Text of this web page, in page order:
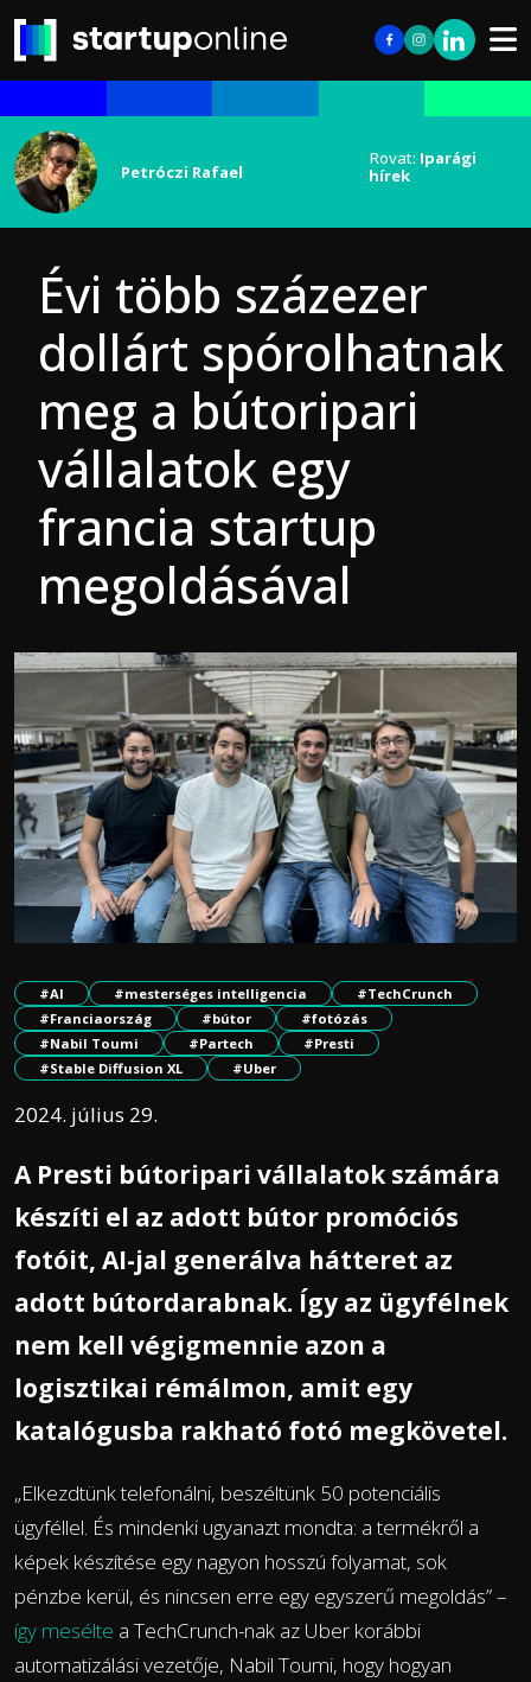
Petróczi Rafael
Rovat: Iparági
hírek
Évi több százezer
dollárt spórolhatnak
meg a bútoripari
vállalatok egy
francia startup
megoldásával
#AI #mesterséges intelligencia
#TechCrunch
#Franciaország
#bútor
#fotózás
#Nabil Toumi
#Partech
#Presti
#Stable Diffusion XL
#Uber
2024. július 29.
A Presti bútoripari vállalatok számára
készíti el az adott bútor promóciós
fotóit, AI-jal generálva hátteret az
adott bútordarabnak. Így az ügyfélnek
nem kell végigmennie azon a
logisztikai rémálmon, amit egy
katalógusba rakható fotó megkövetel.
„Elkezdtünk telefonálni, beszéltünk 50 potenciális
ügyféllel. És mindenki ugyanazt mondta: a termékről a
képek készítése egy nagyon hosszú folyamat, sok
pénzbe kerül, és nincsen erre egy egyszerű megoldás” –
így mesélte a TechCrunch-nak az Uber korábbi
automatizálási vezetője, Nabil Toumi, hogy hogyan